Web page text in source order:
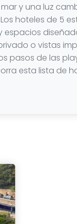
y una luz
hoteles de 5
espacios
o vistas
pasos de las
esta lista de